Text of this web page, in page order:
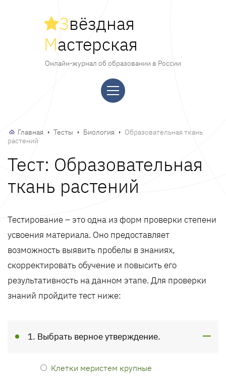
Звёздная
Мастерская
Онлайн-журнал об образовании в России
Главная Тесты Биология
Образовательная ткань
растений
Тест: Образовательная
ткань растений
Тестирование – это одна из форм проверки степени
усвоения материала. Оно предоставляет
возможность выявить пробелы в знаниях,
скорректировать обучение и повысить его
результативность на данном этапе. Для проверки
знаний пройдите тест ниже:
1. Выбрать верное утверждение.
Клетки меристем крупные